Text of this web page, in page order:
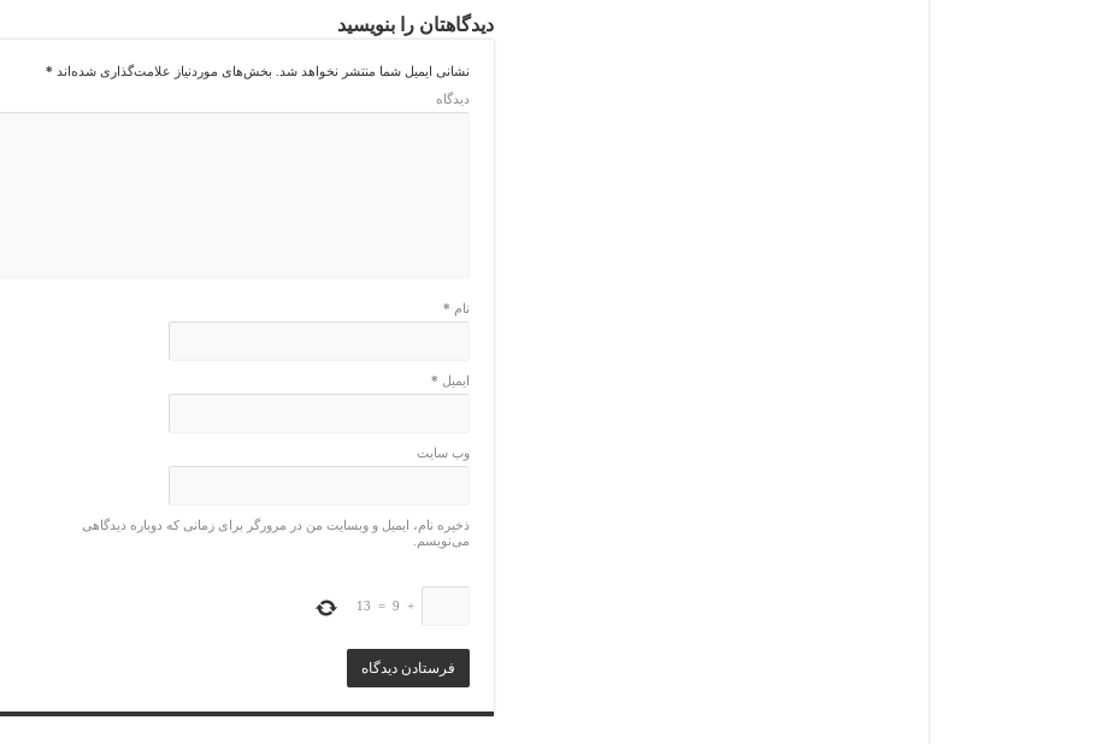
دیدگاهتان را بنویسید
نشانی ایمیل شما منتشر نخواهد شد. بخش‌های موردنیاز علامت‌گذاری شده‌اند *
دیدگاه
نام *
ایمیل *
وب‌ سایت
ذخیره نام، ایمیل و وبسایت من در مرورگر برای زمانی که دوباره دیدگاهی
می‌نویسم.
+
9
=
13